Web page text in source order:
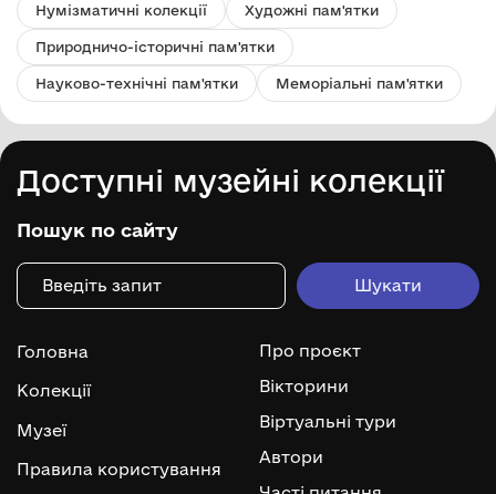
Нумізматичні колекції Художні пам'ятки
Природничо-історичні пам'ятки
Науково-технічні пам'ятки Меморіальні пам'ятки
Доступні музейні колекції
Пошук по сайту
Головна
Колекції
Музеї
Правила користування
Про проєкт
Вікторини
Віртуальні тури
Автори